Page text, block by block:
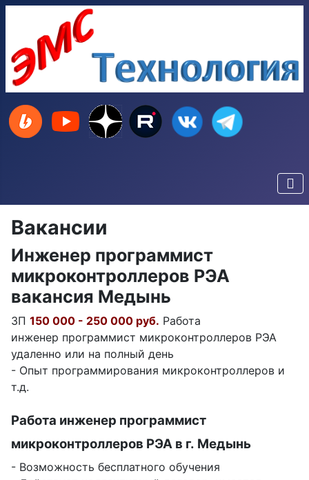
Вакансии
Инженер программист
микроконтроллеров РЭА
вакансия Медынь
ЗП 150 000 - 250 000 руб. Работа
инженер программист микроконтроллеров РЭА
удаленно или на полный день
- Опыт программирования микроконтроллеров и
т.д.
Работа инженер программист
микроконтроллеров РЭА в г. Медынь
- Возможность бесплатного обучения